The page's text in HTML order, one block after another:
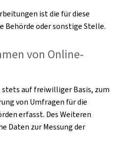
ist die für diese
oder sonstige Stelle.
von Online-
stets auf freiwilliger Basis, zum
von Umfragen für die
erfasst. Des Weiteren
Daten zur Messung der